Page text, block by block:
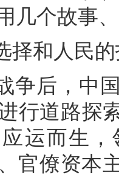
几个故事
择和人民
争后，中
行道路探
运而生
官僚资本